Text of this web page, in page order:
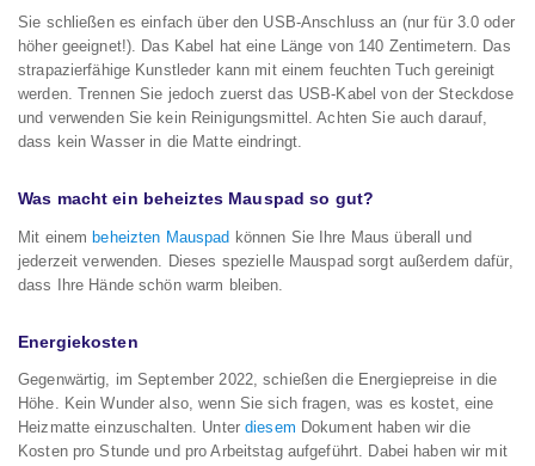
Sie schließen es einfach über den USB-Anschluss an (nur für 3.0 oder
höher geeignet!). Das Kabel hat eine Länge von 140 Zentimetern. Das
strapazierfähige Kunstleder kann mit einem feuchten Tuch gereinigt
werden. Trennen Sie jedoch zuerst das USB-Kabel von der Steckdose
und verwenden Sie kein Reinigungsmittel. Achten Sie auch darauf,
dass kein Wasser in die Matte eindringt.
Was macht ein beheiztes Mauspad so gut?
Mit einembeheizten Mauspad können Sie Ihre Maus überall und
jederzeit verwenden. Dieses spezielle Mauspad sorgt außerdem dafür,
dass Ihre Hände schön warm bleiben.
Energiekosten
Gegenwärtig, im September 2022, schießen die Energiepreise in die
Höhe. Kein Wunder also, wenn Sie sich fragen, was es kostet, eine
Heizmatte einzuschalten. Unterdiesem Dokument haben wir die
Kosten pro Stunde und pro Arbeitstag aufgeführt. Dabei haben wir mit